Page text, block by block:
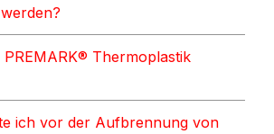
PREMARK® Thermoplastik
ich vor der Aufbrennung von